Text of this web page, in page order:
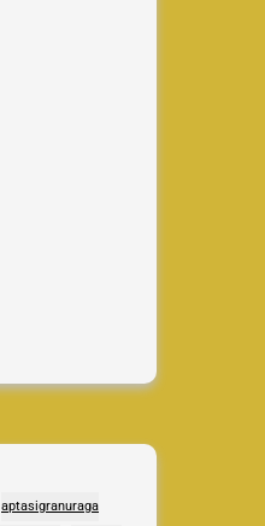
aptasigranuraga